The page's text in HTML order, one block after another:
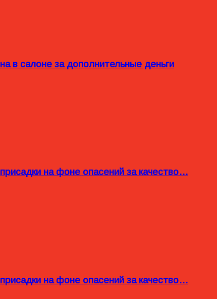
в салоне за дополнительные деньги
на фоне опасений за качество…
на фоне опасений за качество…